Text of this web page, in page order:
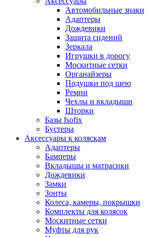
Автомобильные знаки
Адаптеры
Дождевики
Защита сидений
Зеркала
Игрушки в дорогу
Москитные сетки
Органайзеры
Подушки под шею
Ремни
Чехлы и вкладыши
Шторки
Базы Isofix
Бустеры
Аксессуары к коляскам
Адаптеры
Бамперы
Вкладышы и матрасики
Дождевики
Замки
Зонты
Колеса, камеры, покрышки
Комплекты для колясок
Москитные сетки
Муфты для рук